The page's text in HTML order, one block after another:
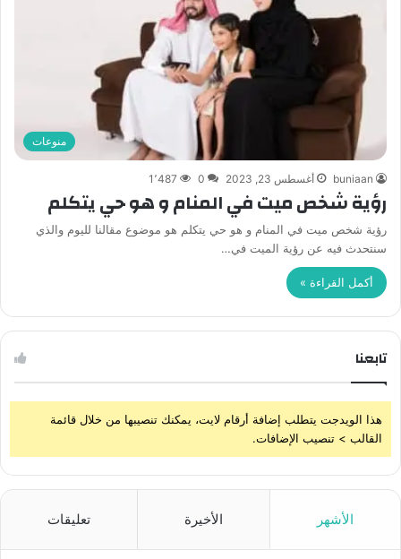
منوعات
buniaan أغسطس 23, 2023 0 1٬487
رؤية شخص ميت في المنام و هو حي يتكلم
رؤية شخص ميت في المنام و هو حي يتكلم هو موضوع مقالنا لليوم والذي
سنتحدث فيه عن رؤية الميت في…
أكمل القراءة »
تابعنا
هذا الويدجت يتطلب إضافة أرقام لايت، يمكنك تنصيبها من خلال قائمة
القالب > تنصيب الإضافات.
الأشهر الأخيرة تعليقات